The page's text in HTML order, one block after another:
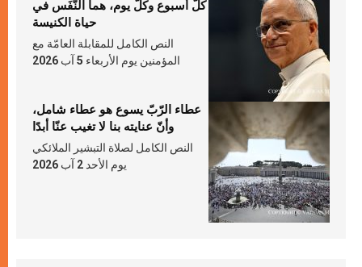
كلّ أسبوع وكلّ يوم، هما النَّفَس في
حياة الكنيسة
النص الكامل للمقابلة العامّة مع
المؤمنين يوم الأربعاء 5 آب 2026
عطاء الرّبّ يسوع هو عطاء شامل،
وأنّ عنايته بنا لا تغيب عنّا أبدًا
النص الكامل لصلاة التبشير الملائكي
يوم الأحد 2 آب 2026